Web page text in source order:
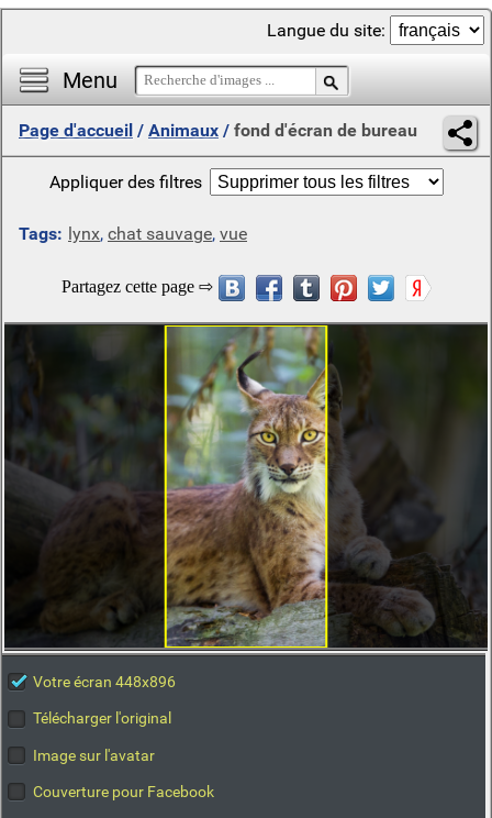
Menu
Langue du site:
Page d'accueil / Animaux / fond d'écran de bureau
Appliquer des filtres
Tags: lynx, chat sauvage, vue
Votre écran 448x896
Télécharger l'original
Image sur l'avatar
Couverture pour Facebook